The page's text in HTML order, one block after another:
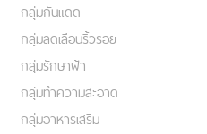
กลุ่มกันแดด
กลุ่มลดเลือนริ้วรอย
กลุ่มรักษาฝ้า
กลุ่มทำความสะอาด
กลุ่มอาหารเสริม